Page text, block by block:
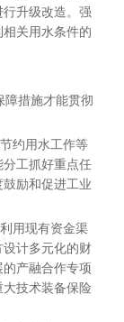
升级改造。强
关用水条件的
措施才能贯彻
约用水工作等
工抓好重点任
励和促进工业
用现有资金渠
计多元化的财
产融合作专项
技术装备保险